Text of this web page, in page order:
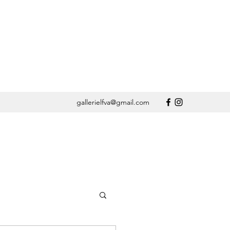
gallerielfva@gmail.com